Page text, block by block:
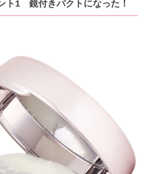
ト1 鏡付きパクトになった！